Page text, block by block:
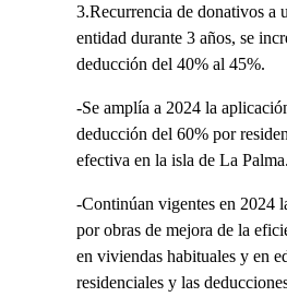
3.Recurrencia de donativos a
entidad durante 3 años, se
deducción del 40% al 45%.
-Se amplía a 2024 la
deducción del 60% por
efectiva en la isla de La Palma.
-Continúan vigentes en 2024
por obras de mejora de la
en viviendas habituales y en
residenciales y las